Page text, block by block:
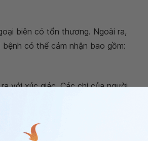
biên có tổn thương. Ngoài ra,
bệnh có thể cảm nhận bao gồm:
với xúc giác. Các chi của người
giác này sẽ xuất hiện đầu
hoặc cẳng chân. Khi cảm giác
cũng sẽ bị ảnh hưởng.